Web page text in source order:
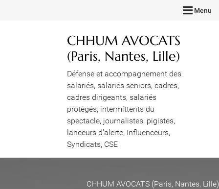
Menu
CHHUM AVOCATS
(Paris, Nantes, Lille)
Défense et accompagnement des
salariés, salariés seniors, cadres,
cadres dirigeants, salariés
protégés, intermittents du
spectacle, journalistes, pigistes,
lanceurs d'alerte, Influenceurs,
Syndicats, CSE
CHHUM AVOCATS (Paris, Nantes, Lille)